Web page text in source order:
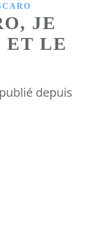
JE
ET LE
depuis